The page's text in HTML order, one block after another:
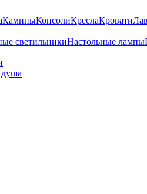
КаминыКонсолиКреслаКровати
светильникиНастольные лампы
душа